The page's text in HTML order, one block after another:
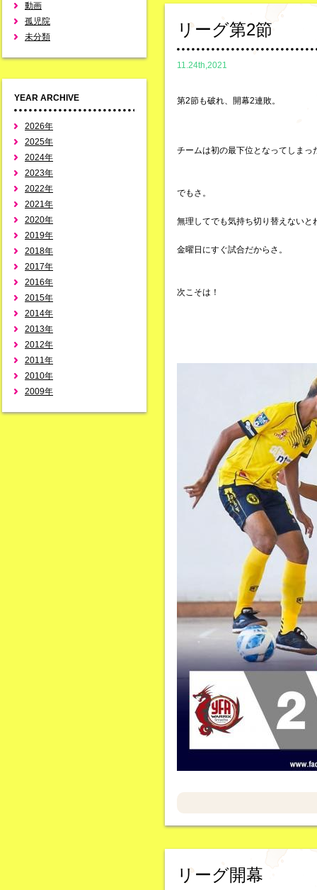
動画
孤児院
未分類
YEAR ARCHIVE
2026年
2025年
2024年
2023年
2022年
2021年
2020年
2019年
2018年
2017年
2016年
2015年
2014年
2013年
2012年
2011年
2010年
2009年
リーグ第2節
11.24th,2021
第2節も破れ、開幕2連敗。
チームは初の最下位となってしまっ
でもさ。
無理してでも気持ち切り替えないと
金曜日にすぐ試合だからさ。
次こそは！
リーグ開幕